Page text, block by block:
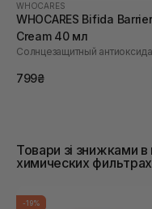
WHOCARES
WHOCARES Bifida
Cream 40 мл
799₴
Товари зі знижками в
химических фильтрах
-19%